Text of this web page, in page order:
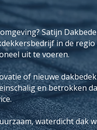
Satijn
in de
uit te voeren.
of nieuwe
en betrokken
waterdicht dak